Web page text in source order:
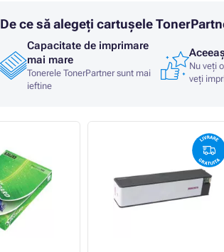
De ce să alegeți cartușele
Capacitate de imprimare
mai mare
Tonerele TonerPartner sunt mai
ieftine
Nu veți
veți